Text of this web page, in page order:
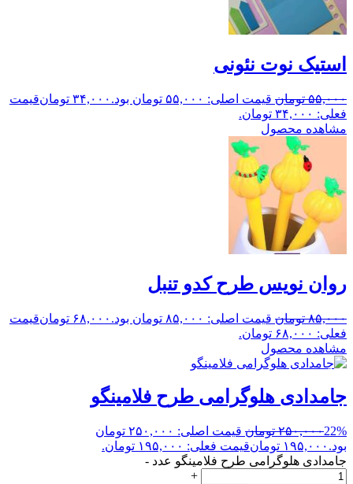
استیک نوت نئونی
۵۵,۰۰۰ تومان قیمت اصلی: ۵۵,۰۰۰ تومان بود. ۳۴,۰۰۰ تومانقیمت
فعلی: ۳۴,۰۰۰ تومان.
مشاهده محصول
روان نویس طرح کدو تنبل
۸۵,۰۰۰ تومان قیمت اصلی: ۸۵,۰۰۰ تومان بود. ۶۸,۰۰۰ تومانقیمت
فعلی: ۶۸,۰۰۰ تومان.
مشاهده محصول
جامدادی هلوگرامی طرح فلامینگو
22%۲۵۰,۰۰۰ تومان
قیمت اصلی: ۲۵۰,۰۰۰ تومان
بود. ۱۹۵,۰۰۰ تومانقیمت فعلی: ۱۹۵,۰۰۰ تومان.
جامدادی هلوگرامی طرح فلامینگو عدد -
+